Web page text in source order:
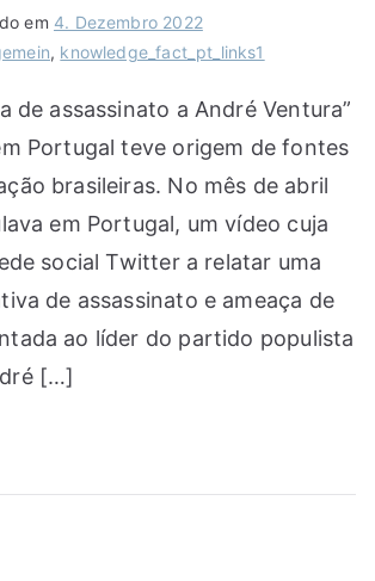
em 4. Dezembro 2022
, knowledge_fact_pt_links1
de assassinato a André Ventura”
Portugal teve origem de fontes
brasileiras. No mês de abril
em Portugal, um vídeo cuja
social Twitter a relatar uma
de assassinato e ameaça de
ao líder do partido populista
[…]